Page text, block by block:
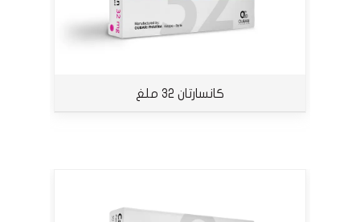
كانسارتان 32 ملغ